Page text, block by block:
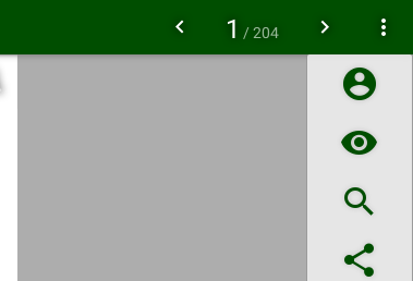
1 / 204